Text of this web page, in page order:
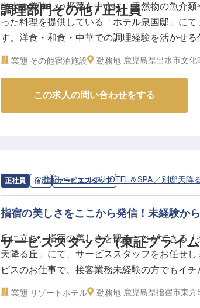
調理部門その他 / 正社員
出水の美味しい野菜を中心に、天然物の魚介
った料理を提供している「ホテル泉国邸」に
す。洋食・和食・中華での調理経験を活かせ
なので、自分の時間もしっかり確保すること
月分）、2万円～4万円で借りられる単身寮もご
業態 その他宿泊施設 勤務地 鹿児島県出水市文化
この求人の問い合わせをする
正社員 宿泊 サービススタッフ
サービススタッフ（東証プライム
求人情報：指宿 ベイヒルズ HOTEL＆SPA／別邸天降
指宿の美しさをここから発信！未経験か
丘に立ち、指宿の美しさを観ることができる
天降る丘」にて、サービススタッフをお任せ
ビスのお仕事で、接客業務未経験の方でもイ
ャーも目指すこともできます。仕事終わりには
業態 リゾートホテル 勤務地 鹿児島県指宿市東方